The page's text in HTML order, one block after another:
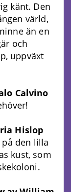
känt. Den
värld,
än en
och
uppväxt
Calvino
Hislop
den lilla
kust, som